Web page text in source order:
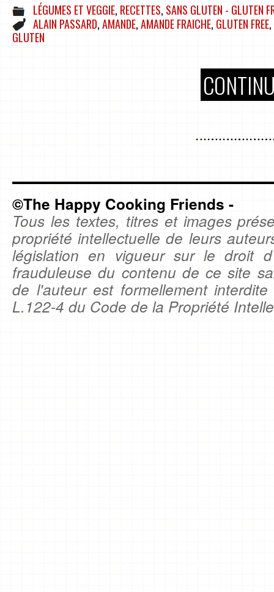
LÉGUMES ET VEGGIE, RECETTES, SANS GLUTEN - GLUTEN
ALAIN PASSARD,AMANDE,AMANDE FRAICHE, GLUTEN FREE,
GLUTEN
©The Happy Cooking Friends -
Tous les textes, titres et images
propriété intellectuelle de leurs
législation en vigueur sur le droit
frauduleuse du contenu de ce site
de l'auteur est formellement
L.122-4 du Code de la Propriété